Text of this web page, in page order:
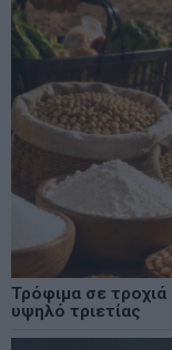
Τρόφιμα σε
υψηλό τριετίας